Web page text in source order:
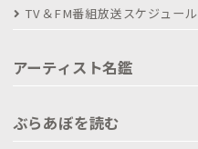
TV＆FM番組放送スケジュール
アーティスト名鑑
ぶらあぼを読む